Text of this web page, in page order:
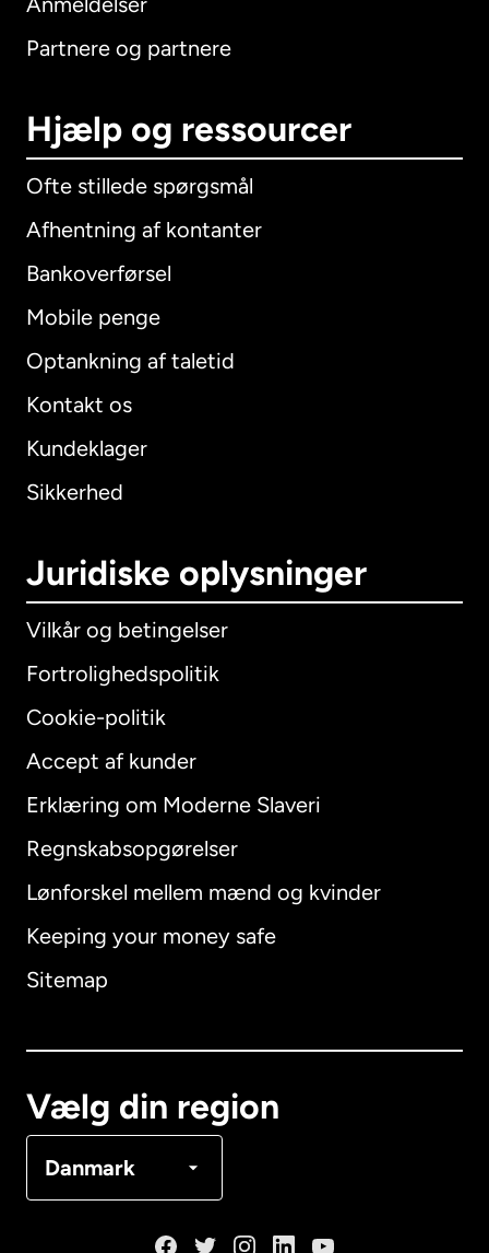
Partnere og partnere
Hjælp og ressourcer
Ofte stillede spørgsmål
Afhentning af kontanter
Bankoverførsel
Mobile penge
Optankning af taletid
Kontakt os
Kundeklager
Sikkerhed
Juridiske oplysninger
Vilkår og betingelser
Fortrolighedspolitik
Cookie-politik
Accept af kunder
Erklæring om Moderne Slaveri
Regnskabsopgørelser
Lønforskel mellem mænd og kvinder
Keeping your money safe
Sitemap
Vælg din region
Danmark
International English
Australien